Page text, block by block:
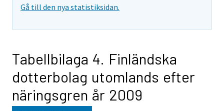
Gå till den nya statistiksidan.
Tabellbilaga 4. Finländska
dotterbolag utomlands efter
näringsgren år 2009